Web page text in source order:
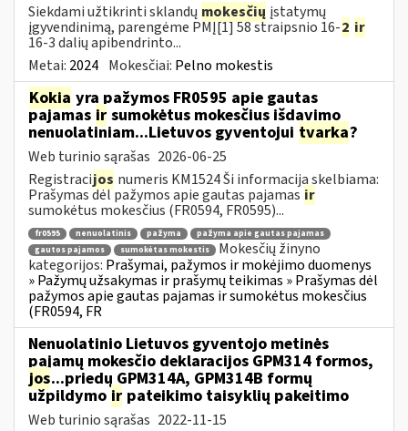
Siekdami užtikrinti sklandų mokesčių įstatymų
įgyvendinimą, parengėme PMĮ[1] 58 straipsnio 16-2 ir
16-3 dalių apibendrinto...
Metai: 2024 Mokesčiai: Pelno mokestis
Kokia yra pažymos FR0595 apie gautas
pajamas ir sumokėtus mokesčius išdavimo
nenuolatiniam...Lietuvos gyventojui tvarka?
Web turinio sąrašas 2026-06-25
Registracijos numeris KM1524 Ši informacija skelbiama:
Prašymas dėl pažymos apie gautas pajamas ir
sumokėtus mokesčius (FR0594, FR0595)...
fr0595 nenuolatinis pažyma
pažyma apie gautas pajamas
gautos pajamos
sumokėtas mokestis
Mokesčių žinyno
kategorijos: Prašymai, pažymos ir mokėjimo duomenys
» Pažymų užsakymas ir prašymų teikimas » Prašymas dėl
pažymos apie gautas pajamas ir sumokėtus mokesčius
(FR0594, FR
Nenuolatinio Lietuvos gyventojo metinės
pajamų mokesčio deklaracijos GPM314 formos,
jos...priedų GPM314A, GPM314B formų
užpildymo ir pateikimo taisyklių pakeitimo
Web turinio sąrašas 2022-11-15